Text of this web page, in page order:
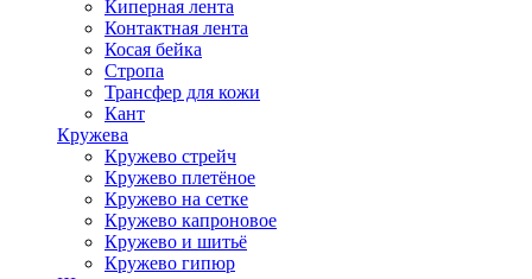
Киперная лента
Контактная лента
Косая бейка
Стропа
Трансфер для кожи
Кант
Кружева
Кружево стрейч
Кружево плетёное
Кружево на сетке
Кружево капроновое
Кружево и шитьё
Кружево гипюр